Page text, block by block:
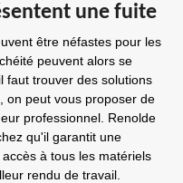
une fuite
être néfastes pour les
peuvent alors se
faut trouver des solutions
on peut vous proposer de
professionnel. Renolde
qu'il garantit une
à tous les matériels
rendu de travail.